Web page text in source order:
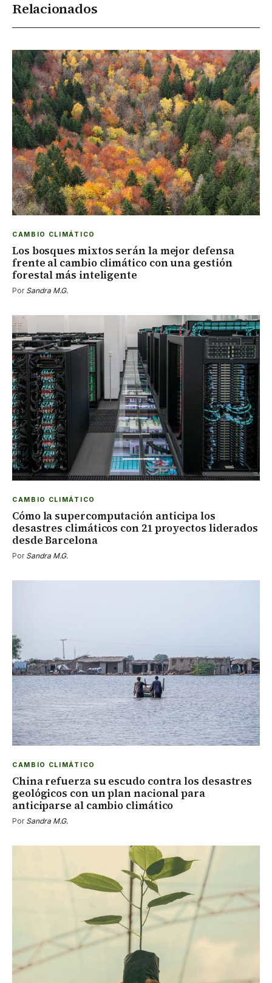
Relacionados
CAMBIO CLIMÁTICO
Los bosques mixtos serán la mejor defensa
frente al cambio climático con una gestión
forestal más inteligente
Por Sandra M.G.
CAMBIO CLIMÁTICO
Cómo la supercomputación anticipa los
desastres climáticos con 21 proyectos liderados
desde Barcelona
Por Sandra M.G.
CAMBIO CLIMÁTICO
China refuerza su escudo contra los desastres
geológicos con un plan nacional para
anticiparse al cambio climático
Por Sandra M.G.